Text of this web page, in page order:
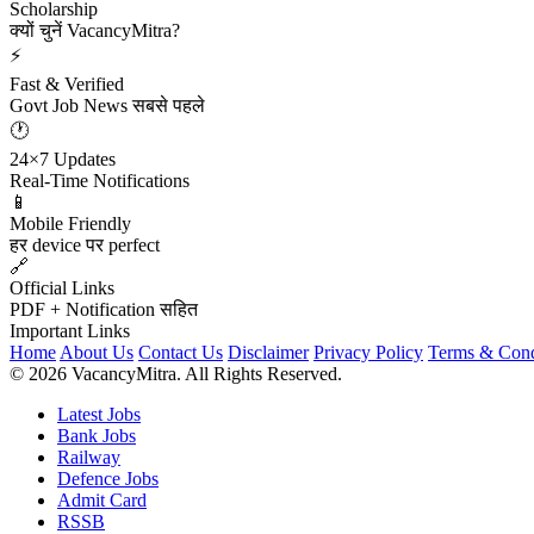
Scholarship
क्यों चुनें VacancyMitra?
⚡
Fast & Verified
Govt Job News सबसे पहले
🕐
24×7 Updates
Real-Time Notifications
📱
Mobile Friendly
हर device पर perfect
🔗
Official Links
PDF + Notification सहित
Important Links
Home About Us Contact Us Disclaimer Privacy Policy Terms &
© 2026 VacancyMitra. All Rights Reserved.
Latest Jobs
Bank Jobs
Railway
Defence Jobs
Admit Card
RSSB